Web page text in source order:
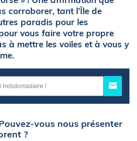
corroborer, tant l’Île de
paradis pour les
vous faire votre propre
à mettre les voiles et à vous y
vous nous présenter
?